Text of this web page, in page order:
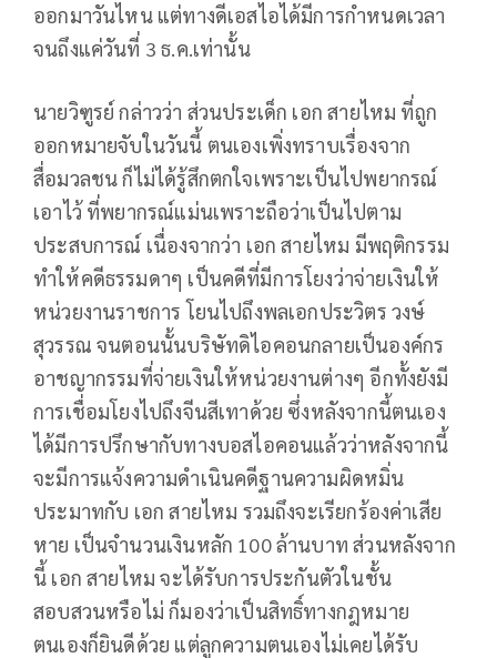
ออกมาวันไหน แต่ทางดีเอสไอได้มีการกำหนดเวลา
จนถึงแค่วันที่ 3 ธ.ค.เท่านั้น
นายวิฑูรย์ กล่าวว่า ส่วนประเด็ก เอก สายไหม ที่ถูก
ออกหมายจับในวันนี้ ตนเองเพิ่งทราบเรื่องจาก
สื่อมวลชน ก็ไม่ได้รู้สึกตกใจเพราะเป็นไปพยากรณ์
เอาไว้ ที่พยากรณ์แม่นเพราะถือว่าเป็นไปตาม
ประสบการณ์ เนื่องจากว่า เอก สายไหม มีพฤติกรรม
ทำให้คดีธรรมดาๆ เป็นคดีที่มีการโยงว่าจ่ายเงินให้
หน่วยงานราชการ โยนไปถึงพลเอกประวิตร วงษ์
สุวรรณ จนตอนนั้นบริษัทดิไอคอนกลายเป็นองค์กร
อาชญากรรมที่จ่ายเงินให้หน่วยงานต่างๆ อีกทั้งยังมี
การเชื่อมโยงไปถึงจีนสีเทาด้วย ซึ่งหลังจากนี้ตนเอง
ได้มีการปรึกษากับทางบอสไอคอนแล้วว่าหลังจากนี้
จะมีการแจ้งความดำเนินคดีฐานความผิดหมิ่น
ประมาทกับ เอก สายไหม รวมถึงจะเรียกร้องค่าเสีย
หาย เป็นจำนวนเงินหลัก 100 ล้านบาท ส่วนหลังจาก
นี้ เอก สายไหม จะได้รับการประกันตัวในชั้น
สอบสวนหรือไม่ ก็มองว่าเป็นสิทธิ์ทางกฎหมาย
ตนเองก็ยินดีด้วย แต่ลูกความตนเองไม่เคยได้รับ